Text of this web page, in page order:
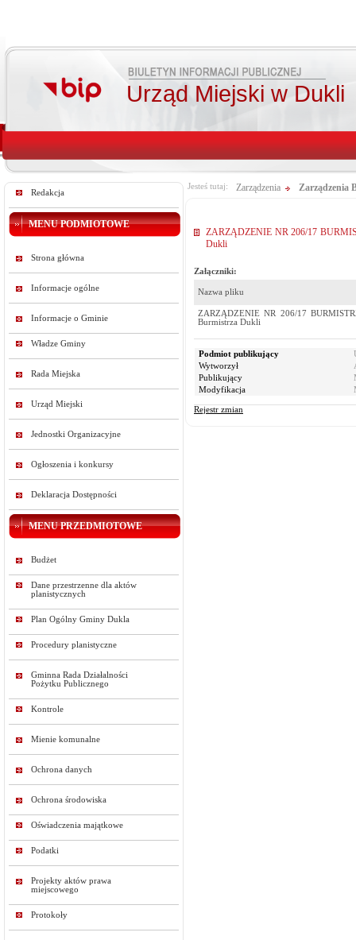
Urząd Miejski w Dukli
Redakcja
MENU PODMIOTOWE
Strona główna
Informacje ogólne
Informacje o Gminie
Władze Gminy
Rada Miejska
Urząd Miejski
Jednostki Organizacyjne
Ogłoszenia i konkursy
Deklaracja Dostępności
MENU PRZEDMIOTOWE
Budżet
Dane przestrzenne dla aktów
planistycznych
Plan Ogólny Gminy Dukla
Procedury planistyczne
Gminna Rada Działalności
Pożytku Publicznego
Kontrole
Mienie komunalne
Ochrona danych
Ochrona środowiska
Oświadczenia majątkowe
Podatki
Projekty aktów prawa
miejscowego
Protokoły
Jesteś tutaj: Zarządzenia Zarządzenia
ZARZĄDZENIE NR 206/17
Dukli
Załączniki:
Nazwa pliku
ZARZĄDZENIE NR 206/17
Burmistrza Dukli
Podmiot publikujący
Wytworzył
Publikujący
Modyfikacja
Rejestr zmian